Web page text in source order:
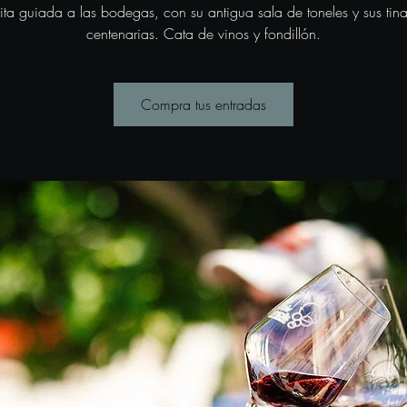
guiada a las bodegas, con su antigua sala de toneles y sus
centenarias. Cata de vinos y fondillón.
Compra tus entradas